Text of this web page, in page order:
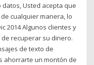
Usted acepta que
cualquier manera, lo
2014 Algunos clientes y
recuperar su dinero.
de texto de
ahorrarte un montón de